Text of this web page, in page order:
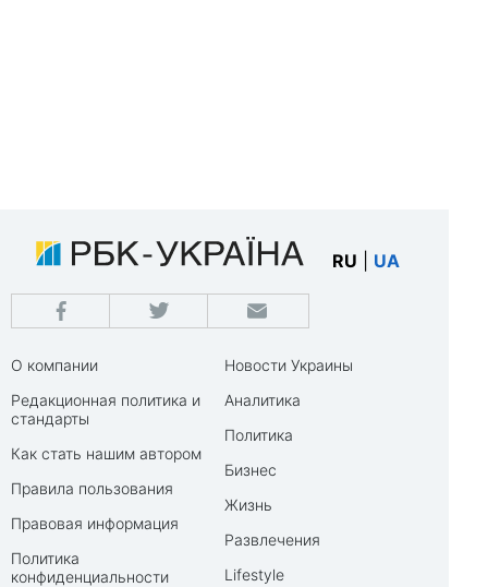
RU UA
О компании
Редакционная политика и
стандарты
Как стать нашим автором
Правила пользования
Правовая информация
Политика
конфиденциальности
Новости Украины
Аналитика
Политика
Бизнес
Жизнь
Развлечения
Lifestyle